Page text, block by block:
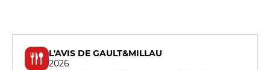
L'AVIS DE GAULT&MILLAU
2026